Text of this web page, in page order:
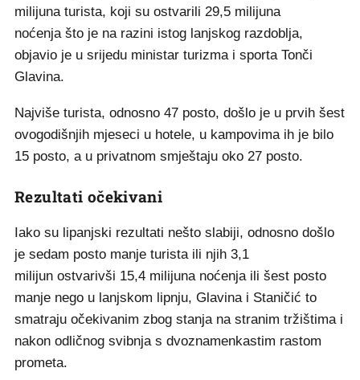
milijuna turista, koji su ostvarili 29,5 milijuna
noćenja što je na razini istog lanjskog razdoblja,
objavio je u srijedu ministar turizma i sporta Tonči
Glavina.
Najviše turista, odnosno 47 posto, došlo je u prvih šest
ovogodišnjih mjeseci u hotele, u kampovima ih je bilo
15 posto, a u privatnom smještaju oko 27 posto.
Rezultati očekivani
Iako su lipanjski rezultati nešto slabiji, odnosno došlo
je sedam posto manje turista ili njih 3,1
milijun ostvarivši 15,4 milijuna noćenja ili šest posto
manje nego u lanjskom lipnju, Glavina i Staničić to
smatraju očekivanim zbog stanja na stranim tržištima i
nakon odličnog svibnja s dvoznamenkastim rastom
prometa.